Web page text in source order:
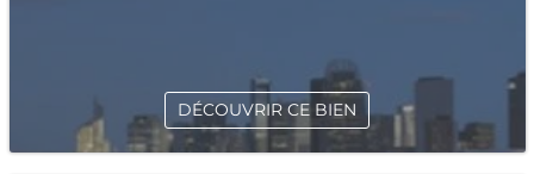
DÉCOUVRIR CE BIEN